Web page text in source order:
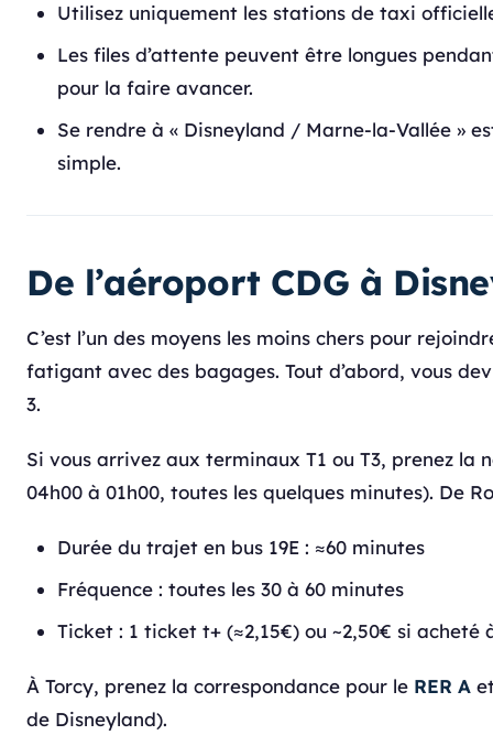
Utilisez uniquement les stations de taxi
Les files d’attente peuvent être longues
pour la faire avancer.
Se rendre à « Disneyland / Marne-la-Vallée »
simple.
De l’aéroport CDG à
C’est l’un des moyens les moins chers pour
fatigant avec des bagages. Tout d’abord, vous
3.
Si vous arrivez aux terminaux T1 ou T3, prenez
04h00 à 01h00, toutes les quelques minutes). De
Durée du trajet en bus 19E : ≈60 minutes
Fréquence : toutes les 30 à 60 minutes
Ticket : 1 ticket t+ (≈2,15€) ou ~2,50€ si acheté
À Torcy, prenez la correspondance pour le RER A
de Disneyland).